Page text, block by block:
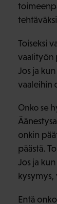
Toiseksi
vaalityön
Jos ja
vaaleihin
Onko se
onkin
päästä.
Jos ja
kysymys,
Entä